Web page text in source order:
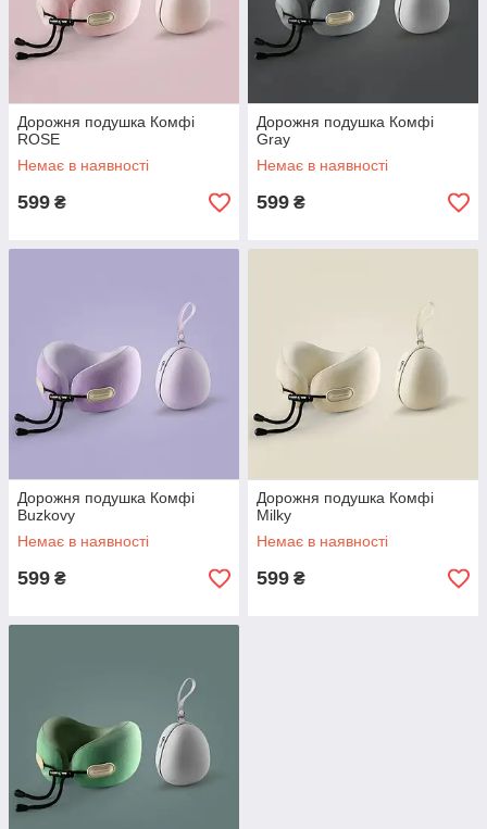
Дорожня подушка Комфі
ROSE
Немає в наявності
599 ₴
Дорожня подушка Комфі
Gray
Немає в наявності
599 ₴
Дорожня подушка Комфі
Buzkovy
Немає в наявності
599 ₴
Дорожня подушка Комфі
Milky
Немає в наявності
599 ₴